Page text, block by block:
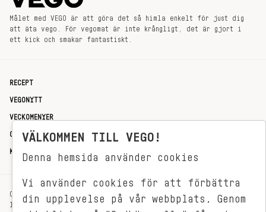
Målet med VEGO är att göra det så himla enkelt för just dig
att äta vego. För vegomat är inte krångligt, det är gjort i
ett kick och smakar fantastiskt.
RECEPT
VEGONYTT
VECKOMENYER
OM OSS
KONTAKT
OXENSTIERNSGATAN 33
114 27 STOCKHOLM
VÄLKOMMEN TILL VEGO!
Denna hemsida använder cookies
Vi använder cookies för att förbättra
din upplevelse på vår webbplats. Genom